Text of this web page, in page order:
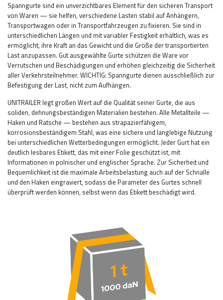
Spanngurte sind ein unverzichtbares Element für den sicheren Transport
von Waren — sie helfen, verschiedene Lasten stabil auf Anhängern,
Transportwagen oder in Transportfahrzeugen zu fixieren. Sie sind in
unterschiedlichen Längen und mit variabler Festigkeit erhältlich, was es
ermöglicht, ihre Kraft an das Gewicht und die Größe der transportierten
Last anzupassen. Gut ausgewählte Gurte schützen die Ware vor
Verrutschen und Beschädigungen und erhöhen gleichzeitig die Sicherheit
aller Verkehrsteilnehmer. WICHTIG: Spanngurte dienen ausschließlich zur
Befestigung der Last, nicht zum Aufhängen.
UNITRAILER legt großen Wert auf die Qualität seiner Gurte, die aus
soliden, dehnungsbeständigen Materialien bestehen. Alle Metallteile —
Haken und Ratsche — bestehen aus strapazierfähigem,
korrosionsbeständigem Stahl, was eine sichere und langlebige Nutzung
bei unterschiedlichen Wetterbedingungen ermöglicht. Jeder Gurt hat ein
deutlich lesbares Etikett, das mit einer Folie geschützt ist, mit
Informationen in polnischer und englischer Sprache. Zur Sicherheit und
Bequemlichkeit ist die maximale Arbeitsbelastung auch auf der Schnalle
und den Haken eingraviert, sodass die Parameter des Gurtes schnell
überprüft werden können, selbst wenn das Etikett beschädigt wird.